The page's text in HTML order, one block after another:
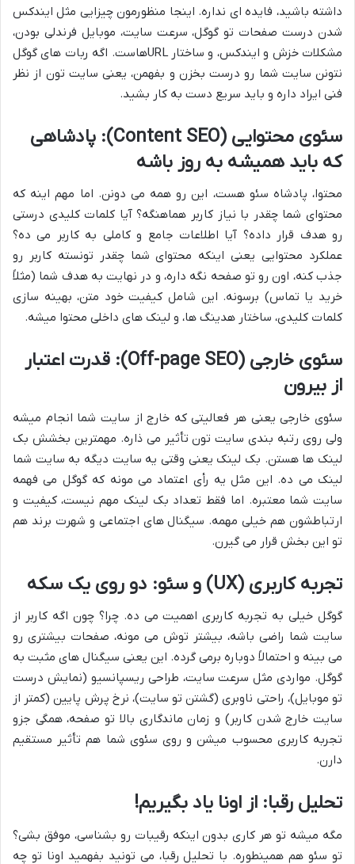
داشته باشید، فایده ای نداره. اینجا منظورمون چیزایی مثل ایندکس
شدن درست صفحات تو گوگل، سرعت سایت، موبایل فرندلی بودن،
مشکلات خزش و ایندکس، و ساختار URLهاست. اگه ربات های گوگل
نتونن سایت شما رو درست بخزن و بفهمن، یعنی سایت تون از نظر
فنی ایراد داره و باید سریع دست به کار بشید.
سئوی محتوایی (Content SEO): پادشاهی
که باید همیشه به روز باشه
محتوا، پادشاه سئو هست، این رو همه می دونن. اما مهم اینه که
محتوای شما چقدر با نیاز کاربر هماهنگه؟ آیا کلمات کلیدی درستی
رو هدف قرار داده؟ آیا اطلاعات جامع و کاملی به کاربر می ده؟
عملکرد محتوایی یعنی اینکه محتوای شما چقدر تونسته کاربر رو
جذب کنه، اون رو تو صفحه نگه داره، و در نهایت به هدف شما (مثلاً
خرید یا تماس) برسونه. این شامل کیفیت خود متن، بهینه سازی
کلمات کلیدی، ساختار هدینگ ها، و لینک های داخلی محتوا میشه.
سئوی خارجی (Off-page SEO): قدرت اعتبار
از بیرون
سئوی خارجی یعنی هر فعالیتی که خارج از سایت شما انجام میشه
ولی روی رتبه بندی سایت تون تأثیر می ذاره. مهمترین بخشش بک
لینک ها هستن. بک لینک یعنی وقتی یه سایت دیگه به سایت شما
لینک می ده. این مثل یه رأی اعتماد می مونه که گوگل می فهمه
سایت شما معتبره. اما فقط تعداد بک لینک مهم نیست، کیفیت و
ارتباطشون هم خیلی مهمه. سیگنال های اجتماعی و شهرت برند هم
تو این بخش قرار می گیرن.
تجربه کاربری (UX) و سئو: دو روی یک سکه
گوگل خیلی به تجربه کاربری اهمیت می ده. چرا؟ چون اگه کاربر از
سایت شما راضی باشه، بیشتر توش می مونه، صفحات بیشتری رو
می بینه و احتمالاً دوباره برمی گرده. این یعنی سیگنال های مثبت به
گوگل. مواردی مثل سرعت سایت، طراحی ریسپانسیو (نمایش درست
تو موبایل)، راحتی ناوبری (گشتن تو سایت)، نرخ پرش پایین (کمتر از
سایت خارج شدن کاربر) و زمان ماندگاری بالا تو صفحه، همگی جزو
تجربه کاربری محسوب میشن و روی سئوی شما هم تأثیر مستقیم
دارن.
تحلیل رقبا: از اونا یاد بگیریم!
مگه میشه تو هر کاری بدون اینکه رقیبات رو بشناسی، موفق بشی؟
تو سئو هم همینطوره. با تحلیل رقبا، می تونید بفهمید اونا تو چه